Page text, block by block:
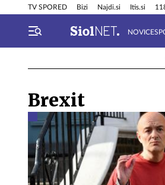
TV SPORED Bizi Najdi.si Itis.si
NOVICE
Info in obvestila
Brexit